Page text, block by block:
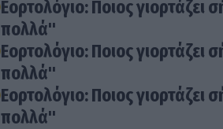
Εορτολόγιο: Ποιος γιορτάζει
πολλά"
Εορτολόγιο: Ποιος γιορτάζει
πολλά"
Εορτολόγιο: Ποιος γιορτάζει
πολλά"